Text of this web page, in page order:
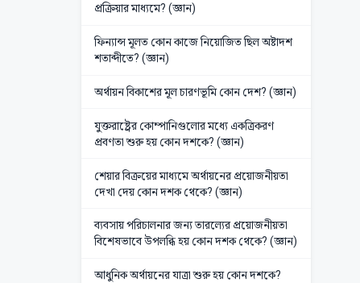
প্রক্রিয়ার মাধ্যমে? (জ্ঞান)
ফিন্যান্স মূলত কোন কাজে নিয়োজিত ছিল অষ্টাদশ
শতাব্দীতে? (জ্ঞান)
অর্থায়ন বিকাশের মূল চারণভূমি কোন দেশ? (জ্ঞান)
যুক্তরাষ্ট্রের কোম্পানিগুলোর মধ্যে একত্রিকরণ
প্রবণতা শুরু হয় কোন দশকে? (জ্ঞান)
শেয়ার বিক্রয়ের মাধ্যমে অর্থায়নের প্রয়োজনীয়তা
দেখা দেয় কোন দশক থেকে? (জ্ঞান)
ব্যবসায় পরিচালনার জন্য তারল্যের প্রয়োজনীয়তা
বিশেষভাবে উপলব্ধি হয় কোন দশক থেকে? (জ্ঞান)
আধুনিক অর্থায়নের যাত্রা শুরু হয় কোন দশকে?